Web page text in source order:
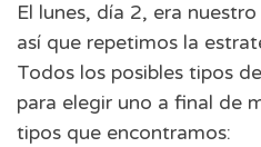
El lunes, día 2, era
así que repetimos la
Todos los posibles tipos
para elegir uno a final de
tipos que encontramos: